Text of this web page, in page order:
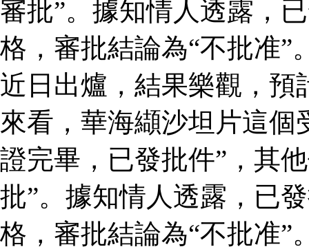
審批”。據知情人透露，
格，審批結論為“不批准”
近日出爐，結果樂觀，預
來看，華海纈沙坦片這個
證完畢，已發批件”，其
批”。據知情人透露，已
格，審批結論為“不批准”